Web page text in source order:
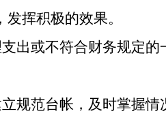
挥积极的效果。
出或不符合财务规定的
规范台帐，及时掌握情